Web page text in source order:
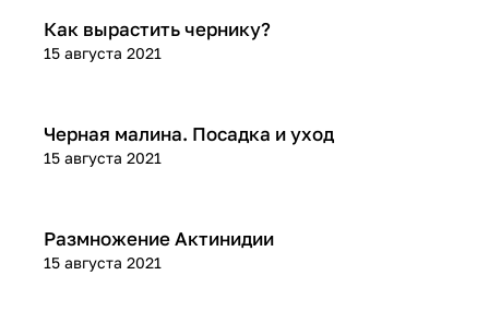
Посадка и уход
15 августа 2021
Как вырастить чернику?
Посадка и уход
15 августа 2021
Черная малина. Посадка и уход
Посадка и уход
15 августа 2021
Размножение Актинидии